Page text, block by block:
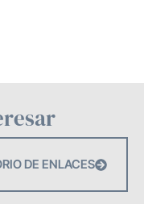
DE ENLACES